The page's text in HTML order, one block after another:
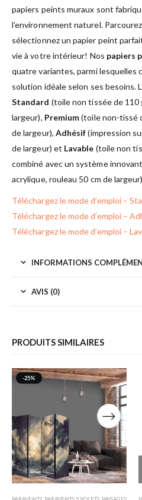
papiers peints muraux sont
l’environnement naturel.
sélectionnez un papier peint
vie à votre intérieur! Nos papiers
quatre variantes, parmi lesquelles
solution idéale selon ses besoins.
Standard (toile non tissée de 110
largeur), Premium(toile non-tissé
de largeur), Adhésif(impression
de largeur) et Lavable (toile non
combiné avec un système
acrylique, rouleau 50 cm de
Téléchargez le mode d’emploi –
Téléchargez le mode d’emploi –
Téléchargez le mode d’emploi –
INFORMATIONS
AVIS (0)
PRODUITS SIMILAIRES
-25%